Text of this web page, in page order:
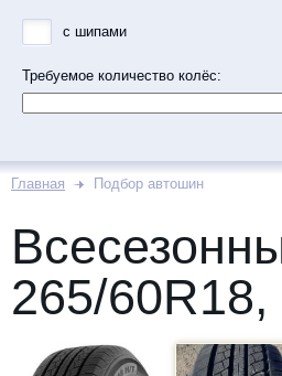
с шипами
Требуемое количество колёс:
Главная Подбор автошин
265/60R18,